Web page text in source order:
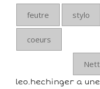
feutre stylo
coeurs
leo.hechinger a